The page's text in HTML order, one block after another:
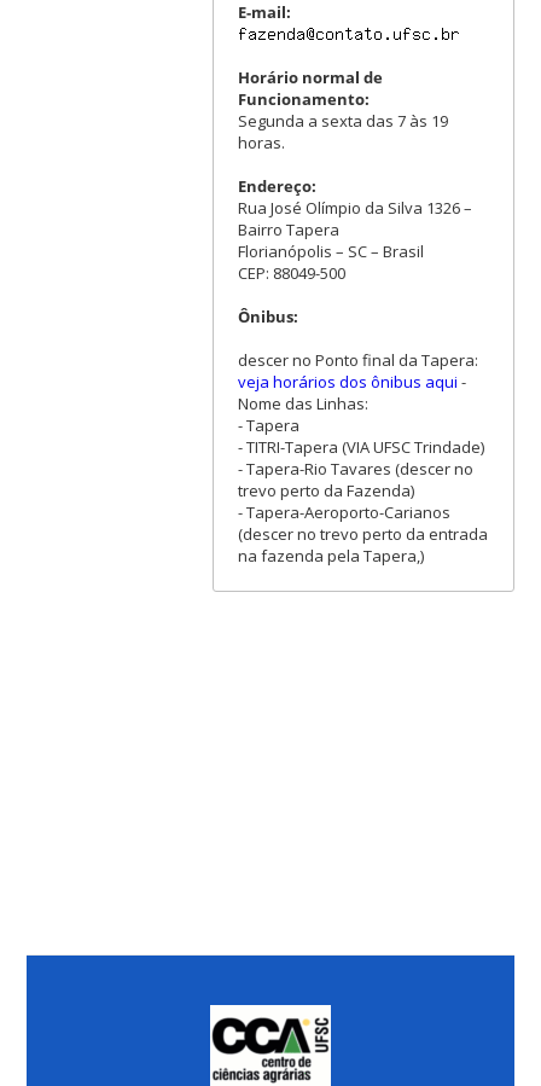
E-mail:
Horário normal de
Funcionamento:
Segunda a sexta das 7 às 19
horas.
Endereço:
Rua José Olímpio da Silva 1326 –
Bairro Tapera
Florianópolis – SC – Brasil
CEP: 88049-500
Ônibus:
descer no Ponto final da Tapera:
veja horários dos ônibus aqui -
Nome das Linhas:
- Tapera
- TITRI-Tapera (VIA UFSC Trindade)
- Tapera-Rio Tavares (descer no
trevo perto da Fazenda)
- Tapera-Aeroporto-Carianos
(descer no trevo perto da entrada
na fazenda pela Tapera,)